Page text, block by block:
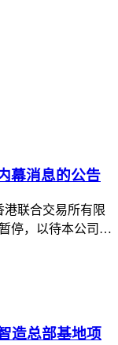
幕消息的公告
港联合交易所有限
停，以待本公司根
造总部基地项